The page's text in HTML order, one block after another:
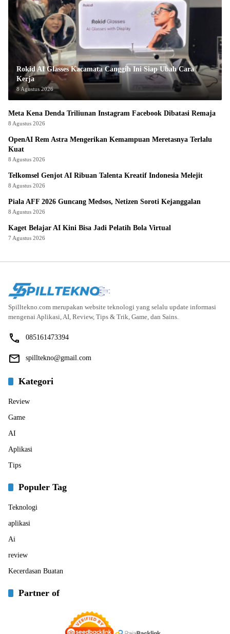
Rokid AI Glasses Kacamata Canggih Ini Siap Ubah Cara
Kerja
8 Agustus 2026
Meta Kena Denda Triliunan Instagram Facebook Dibatasi Remaja
8 Agustus 2026
OpenAI Rem Astra Mengerikan Kemampuan Meretasnya Terlalu
Kuat
8 Agustus 2026
Telkomsel Genjot AI Ribuan Talenta Kreatif Indonesia Melejit
8 Agustus 2026
Piala AFF 2026 Guncang Medsos, Netizen Soroti Kejanggalan
8 Agustus 2026
Kaget Belajar AI Kini Bisa Jadi Pelatih Bola Virtual
7 Agustus 2026
Spilltekno.com merupakan website teknologi yang selalu update informasi
mengenai Aplikasi, AI, Review, Tips & Trik, Game, dan Sains.
085161473394
spilltekno@gmail.com
Kategori
Review
Game
AI
Aplikasi
Tips
Populer Tag
Teknologi
aplikasi
Ai
review
Kecerdasan Buatan
Partner of